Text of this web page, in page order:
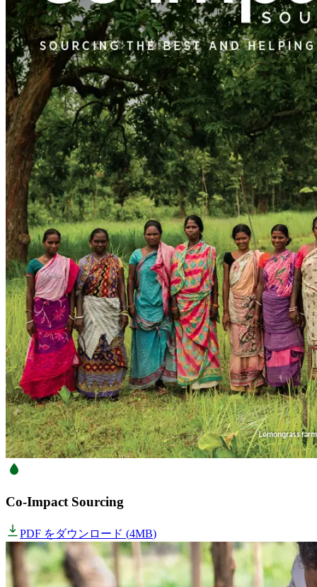
Co-Impact Sourcing
PDF をダウンロード (4MB)